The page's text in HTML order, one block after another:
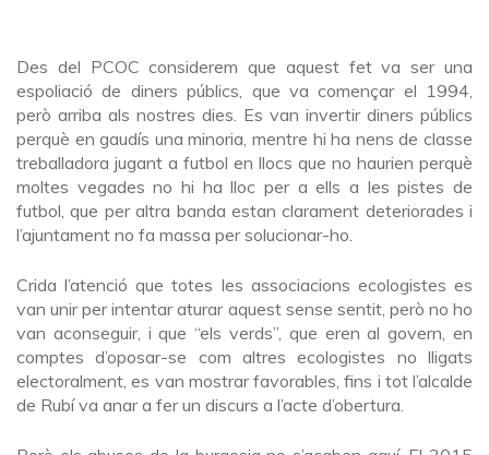
Des del PCOC considerem que aquest fet va ser una
espoliació de diners públics, que va començar el 1994,
però arriba als nostres dies. Es van invertir diners públics
perquè en gaudís una minoria, mentre hi ha nens de classe
treballadora jugant a futbol en llocs que no haurien perquè
moltes vegades no hi ha lloc per a ells a les pistes de
futbol, ​​que per altra banda estan clarament deteriorades i
l’ajuntament no fa massa per solucionar-ho.
Crida l’atenció que totes les associacions ecologistes es
van unir per intentar aturar aquest sense sentit, però no ho
van aconseguir, i que “els verds”, que eren al govern, en
comptes d’oposar-se com altres ecologistes no lligats
electoralment, es van mostrar favorables, fins i tot l’alcalde
de Rubí va anar a fer un discurs a l’acte d’obertura.